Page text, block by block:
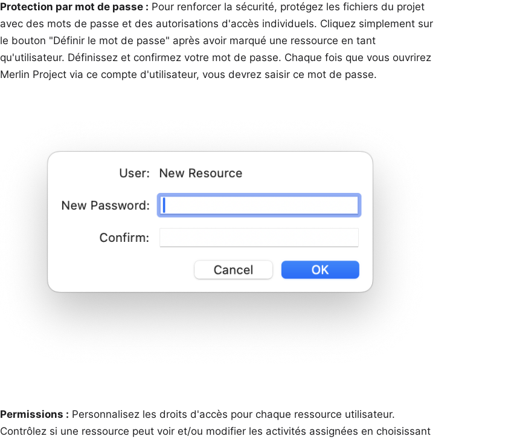
Protection par mot de passe : Pour renforcer la sécurité, protégez les fichiers du projet
avec des mots de passe et des autorisations d'accès individuels. Cliquez simplement sur
le bouton "Définir le mot de passe" après avoir marqué une ressource en tant
qu'utilisateur. Définissez et confirmez votre mot de passe. Chaque fois que vous ouvrirez
Merlin Project via ce compte d'utilisateur, vous devrez saisir ce mot de passe.
Permissions : Personnalisez les droits d'accès pour chaque ressource utilisateur.
Contrôlez si une ressource peut voir et/ou modifier les activités assignées en choisissant